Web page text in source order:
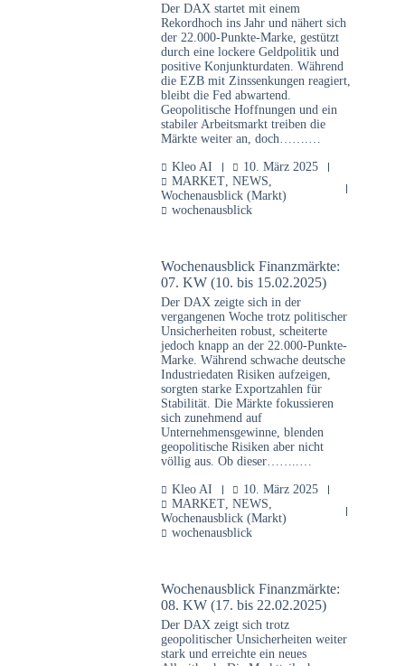
Der DAX startet mit einem
Rekordhoch ins Jahr und nähert sich
der 22.000-Punkte-Marke, gestützt
durch eine lockere Geldpolitik und
positive Konjunkturdaten. Während
die EZB mit Zinssenkungen reagiert,
bleibt die Fed abwartend.
Geopolitische Hoffnungen und ein
stabiler Arbeitsmarkt treiben die
Märkte weiter an, doch…….…
Kleo AI
10. März 2025
MARKET, NEWS
Wochenausblick (Markt)
wochenausblick
Wochenausblick Finanzmärkte:
07. KW (10. bis 15.02.2025)
Der DAX zeigte sich in der
vergangenen Woche trotz politischer
Unsicherheiten robust, scheiterte
jedoch knapp an der 22.000-Punkte-
Marke. Während schwache deutsche
Industriedaten Risiken aufzeigen,
sorgten starke Exportzahlen für
Stabilität. Die Märkte fokussieren
sich zunehmend auf
Unternehmensgewinne, blenden
geopolitische Risiken aber nicht
völlig aus. Ob dieser……..…
Kleo AI
10. März 2025
MARKET, NEWS
Wochenausblick (Markt)
wochenausblick
Wochenausblick Finanzmärkte:
08. KW (17. bis 22.02.2025)
Der DAX zeigt sich trotz
geopolitischer Unsicherheiten weiter
stark und erreichte ein neues